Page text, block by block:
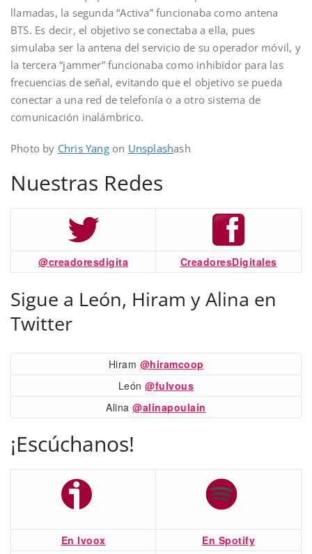
llamadas, la segunda “Activa” funcionaba como antena
BTS. Es decir, el objetivo se conectaba a ella, pues
simulaba ser la antena del servicio de su operador móvil, y
la tercera “jammer” funcionaba como inhibidor para las
frecuencias de señal, evitando que el objetivo se pueda
conectar a una red de telefonía o a otro sistema de
comunicación inalámbrico.
Photo by Chris Yangon Unsplashash
Nuestras Redes
@creadoresdigita CreadoresDigitales
Sigue a León, Hiram y Alina en
Twitter
Hiram @hiramcoop
León@fulvous
Alina@alinapoulain
¡Escúchanos!
En Ivoox En Spotify